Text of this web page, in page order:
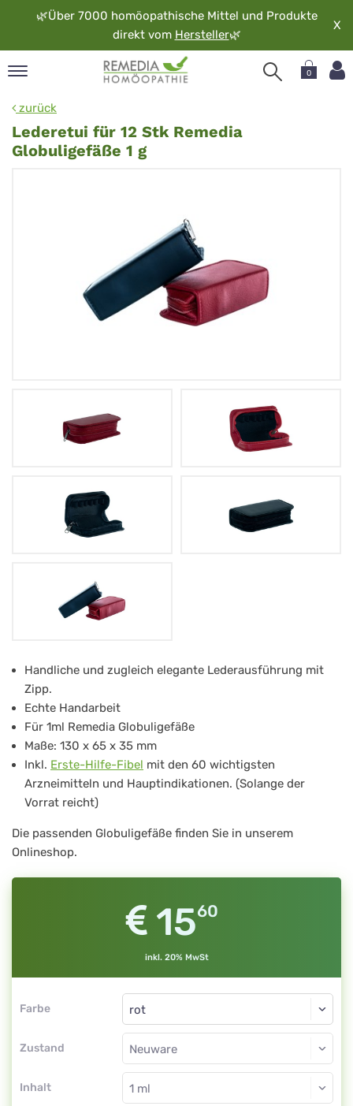
🌿Über 7000 homöopathische Mittel und Produkte
direkt vom Hersteller🌿
X
0
zurück
Lederetui für 12 Stk Remedia
Globuligefäße 1 g
Lederetui
für
12
Stk
Remedia
Globuligefäße
g,
Handliche und zugleich elegante Lederausführung mit
Zipp.
Echte Handarbeit
Für 1ml Remedia Globuligefäße
Maße: 130 x 65 x 35 mm
Inkl. Erste-Hilfe-Fibel mit den 60 wichtigsten
Arzneimitteln und Hauptindikationen. (Solange der
Vorrat reicht)
Die passenden Globuligefäße finden Sie in unserem
Onlineshop.
1560
inkl. 20% MwSt
Farbe
Zustand
Inhalt